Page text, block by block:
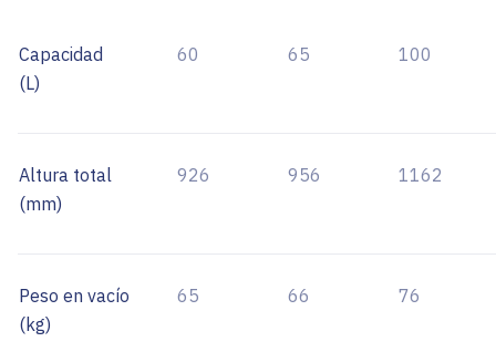
Capacidad
(L)
60 65 100
Altura total
(mm)
926 956 1162
Peso en vacío
(kg)
65 66 76